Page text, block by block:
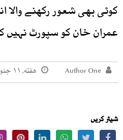
کوئی بھی شعور رکھنے والا
عمران خان کو سپورٹ
Author One هفته, ۱۱ جنوری ۲۰۲۵
شیئر کریں